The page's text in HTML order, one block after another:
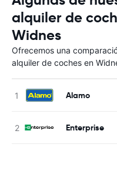
alquiler de
Widnes
Ofrecemos una
alquiler de coches en
Alamo
Enterprise